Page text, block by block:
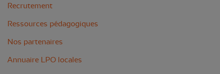
Recrutement
Ressources pédagogiques
Nos partenaires
Annuaire LPO locales